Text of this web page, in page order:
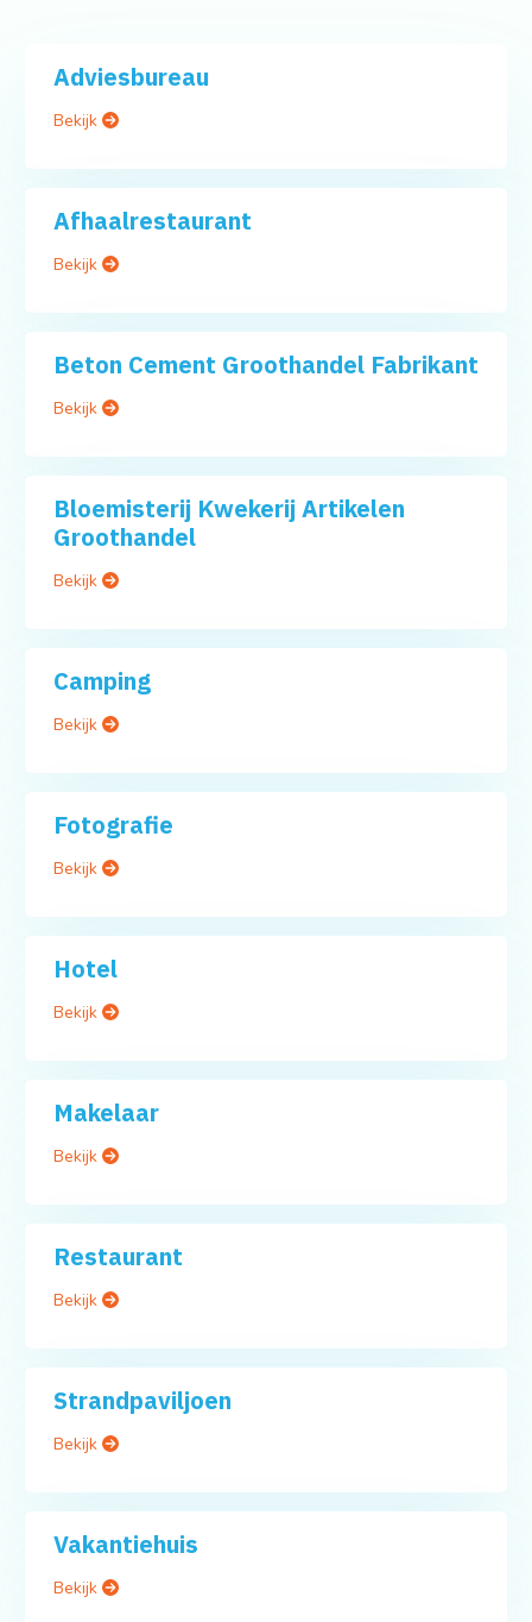
Adviesbureau
Bekijk
Afhaalrestaurant
Bekijk
Beton Cement Groothandel Fabrikant
Bekijk
Bloemisterij Kwekerij Artikelen
Groothandel
Bekijk
Camping
Bekijk
Fotografie
Bekijk
Hotel
Bekijk
Makelaar
Bekijk
Restaurant
Bekijk
Strandpaviljoen
Bekijk
Vakantiehuis
Bekijk